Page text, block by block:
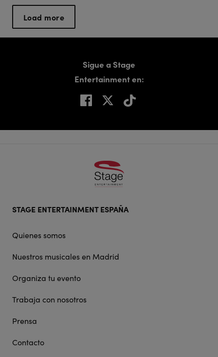
Preciados de Madrid, los próximos días 28 y 29 de
septiembre.
actual
Page
2
Load more
Sigue a Stage
Entertainment en:
doormat
STAGE ENTERTAINMENT ESPAÑA
Quienes somos
Nuestros musicales en Madrid
Organiza tu evento
Trabaja con nosotros
Prensa
Contacto